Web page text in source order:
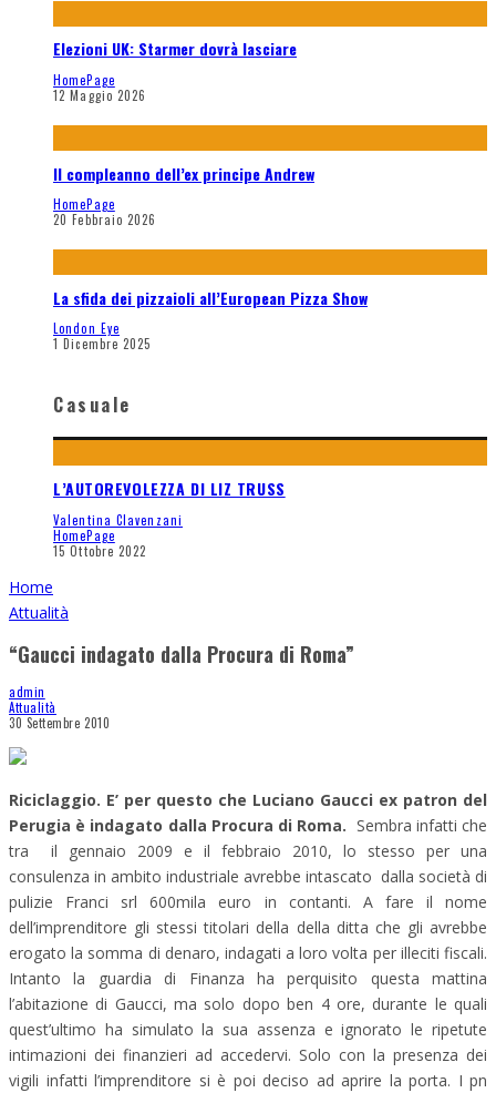
Elezioni UK: Starmer dovrà lasciare
HomePage
12 Maggio 2026
Il compleanno dell’ex principe Andrew
HomePage
20 Febbraio 2026
La sfida dei pizzaioli all’European Pizza Show
London Eye
1 Dicembre 2025
Casuale
L’AUTOREVOLEZZA DI LIZ TRUSS
Valentina Clavenzani
HomePage
15 Ottobre 2022
Home
Attualità
“Gaucci indagato dalla Procura di Roma”
admin
Attualità
30 Settembre 2010
Riciclaggio. E’ per questo che Luciano Gaucci ex patron del
Perugia è indagato dalla Procura di Roma. Sembra infatti che
tra il gennaio 2009 e il febbraio 2010, lo stesso per una
consulenza in ambito industriale avrebbe intascato dalla società di
pulizie Franci srl 600mila euro in contanti. A fare il nome
dell’imprenditore gli stessi titolari della della ditta che gli avrebbe
erogato la somma di denaro, indagati a loro volta per illeciti fiscali.
Intanto la guardia di Finanza ha perquisito questa mattina
l’abitazione di Gaucci, ma solo dopo ben 4 ore, durante le quali
quest’ultimo ha simulato la sua assenza e ignorato le ripetute
intimazioni dei finanzieri ad accedervi. Solo con la presenza dei
vigili infatti l’imprenditore si è poi deciso ad aprire la porta. I pn